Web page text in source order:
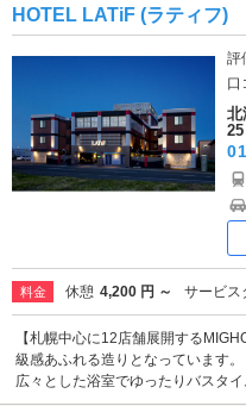
HOTEL LATiF (ラティフ)
評
口
北
25
料金 休憩 4,200 円 ～ サービス
【札幌中心に12店舗展開する
級感あふれる造りとなっています
広々とした浴室でゆったりバスタ